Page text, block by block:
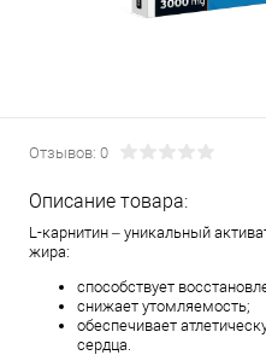
Отзывов: 0
Описание товара:
L-карнитин – уникальный
жира:
способствует
снижает утомляемость;
обеспечивает
сердца.